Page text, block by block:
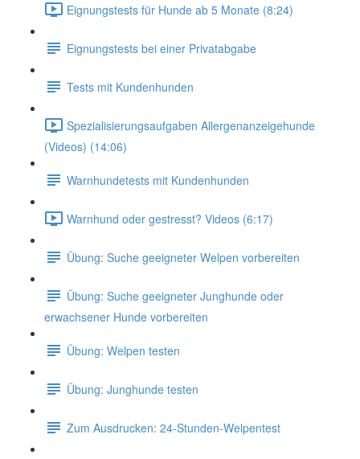
Eignungstests für Hunde ab 5 Monate (8:24)
Eignungstests bei einer Privatabgabe
Tests mit Kundenhunden
Spezialisierungsaufgaben Allergenanzeigehunde
(Videos) (14:06)
Warnhundetests mit Kundenhunden
Warnhund oder gestresst? Videos (6:17)
Übung: Suche geeigneter Welpen vorbereiten
Übung: Suche geeigneter Junghunde oder
erwachsener Hunde vorbereiten
Übung: Welpen testen
Übung: Junghunde testen
Zum Ausdrucken: 24-Stunden-Welpentest